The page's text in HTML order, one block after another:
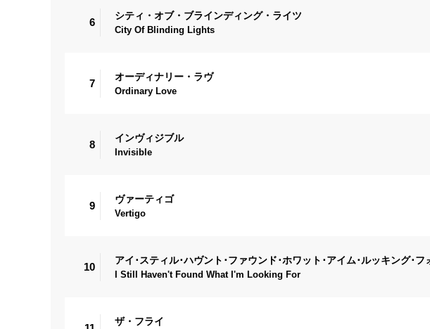
6
シティ・オブ・ブラインディング・ライツ
City Of Blinding Lights
7
オーディナリー・ラヴ
Ordinary Love
8
インヴィジブル
Invisible
9
ヴァーティゴ
Vertigo
10
アイ･スティル･ハヴント･ファウンド･ホワット･アイム･ルッキング･フ
I Still Haven't Found What I'm Looking For
ザ・フライ